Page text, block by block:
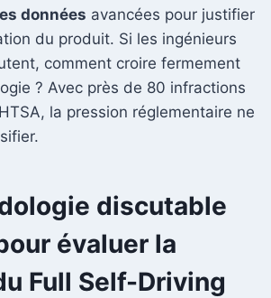
données avancées pour justifier
du produit. Si les ingénieurs
comment croire fermement
? Avec près de 80 infractions
la pression réglementaire ne
discutable
évaluer la
Full Self-Driving